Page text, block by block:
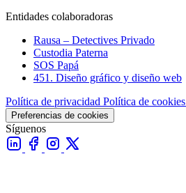
Entidades colaboradoras
Rausa – Detectives Privado
Custodia Paterna
SOS Papá
451. Diseño gráfico y diseño web
Política de privacidad Política de cookies
Preferencias de cookies
Síguenos